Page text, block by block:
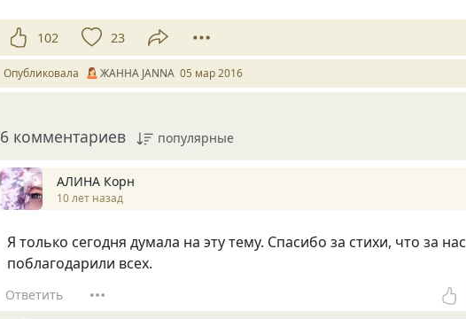
102 23
Опубликовала ЖАННА JANNA 05 мар 2016
6 комментариев популярные
АЛИНА Корн
10 лет назад
Я только сегодня думала на эту тему. Спасибо за стихи, что за нас
поблагодарили всех.
Ответить